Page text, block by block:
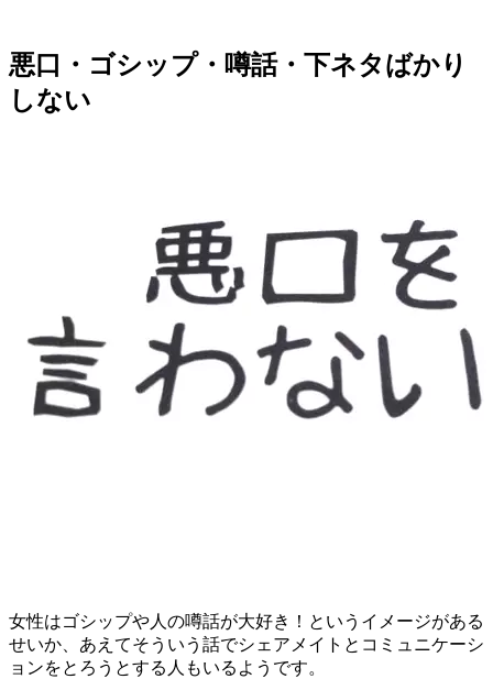
悪口・ゴシップ・噂話・下ネタばかり
しない
女性はゴシップや人の噂話が大好き！というイメージがある
せいか、あえてそういう話でシェアメイトとコミュニケーシ
ョンをとろうとする人もいるようです。